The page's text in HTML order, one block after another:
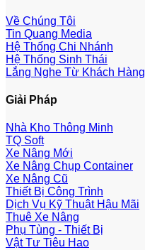
Về Chúng Tôi
Tin Quang Media
Hệ Thống Chi Nhánh
Hệ Thống Sinh Thái
Lắng Nghe Từ Khách Hàng
Giải Pháp
Nhà Kho Thông Minh
TQ Soft
Xe Nâng Mới
Xe Nâng Chụp Container
Xe Nâng Cũ
Thiết Bị Công Trình
Dịch Vụ Kỹ Thuật Hậu Mãi
Thuê Xe Nâng
Phụ Tùng - Thiết Bị
Vật Tư Tiêu Hao